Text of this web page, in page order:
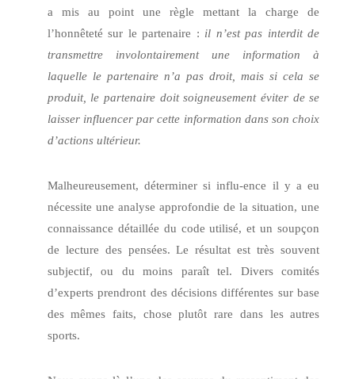
a mis au point une règle mettant la charge de
l’honnêteté sur le partenaire : il n’est pas interdit de
transmettre involontairement une information à
laquelle le partenaire n’a pas droit, mais si cela se
produit, le partenaire doit soigneusement éviter de se
laisser influencer par cette information dans son choix
d’actions ultérieur.
Malheureusement, déterminer si influ-ence il y a eu
nécessite une analyse approfondie de la situation, une
connaissance détaillée du code utilisé, et un soupçon
de lecture des pensées. Le résultat est très souvent
subjectif, ou du moins paraît tel. Divers comités
d’experts prendront des décisions différentes sur base
des mêmes faits, chose plutôt rare dans les autres
sports.